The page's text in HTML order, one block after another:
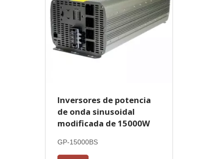
Inversores de potencia
de onda sinusoidal
modificada de 15000W
GP-15000BS